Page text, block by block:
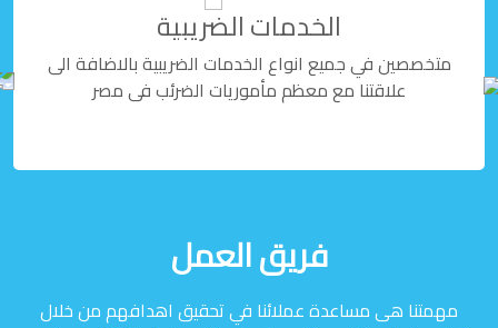
الخدمات الضريبية
متخصصين في جميع انواع الخدمات الضريبية بالاضافة الى
علاقتنا مع معظم مأموريات الضرئب فى مصر
فريق العمل
مهمتنا هى مساعدة عملائنا في تحقيق اهدافهم من خلال